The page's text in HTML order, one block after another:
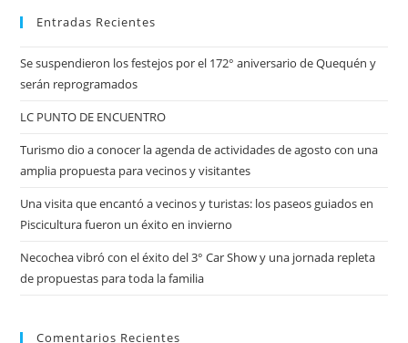
Entradas Recientes
Se suspendieron los festejos por el 172° aniversario de Quequén y
serán reprogramados
LC PUNTO DE ENCUENTRO
Turismo dio a conocer la agenda de actividades de agosto con una
amplia propuesta para vecinos y visitantes
Una visita que encantó a vecinos y turistas: los paseos guiados en
Piscicultura fueron un éxito en invierno
Necochea vibró con el éxito del 3° Car Show y una jornada repleta
de propuestas para toda la familia
Comentarios Recientes